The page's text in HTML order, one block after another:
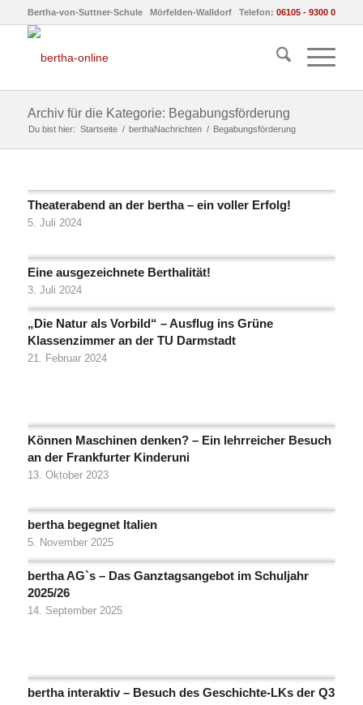
Bertha-von-Suttner-Schule Mörfelden-Walldorf Telefon: 06105 - 9300 0
Archiv für die Kategorie: Begabungsförderung
Du bist hier: Startseite / berthaNachrichten / Begabungsförderung
Theaterabend an der bertha – ein voller Erfolg!
5. Juli 2024
Eine ausgezeichnete Berthalität!
3. Juli 2024
„Die Natur als Vorbild“ – Ausflug ins Grüne
Klassenzimmer an der TU Darmstadt
21. Februar 2024
Können Maschinen denken? – Ein lehrreicher Besuch
an der Frankfurter Kinderuni
13. Oktober 2023
bertha begegnet Italien
5. November 2025
bertha AG`s – Das Ganztagsangebot im Schuljahr
2025/26
14. September 2025
bertha interaktiv – Besuch des Geschichte-LKs der Q3